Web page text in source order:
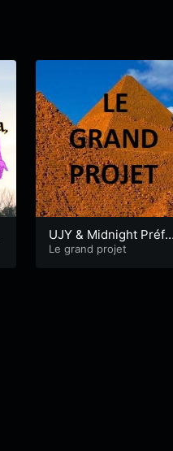
UJY & Midnight Préfou
– 2
Le grand projet